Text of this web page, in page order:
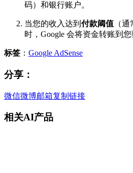
码）和银行账户。
当您的收入达到 付款阈值 （
时，Google 会将资金转账到
标签 ： Google AdSense
分享：
微信微博邮箱复制链接
相关AI产品